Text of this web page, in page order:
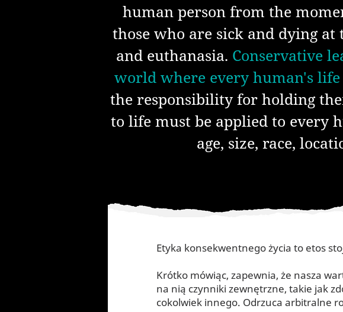
human person from the
those who are sick and dying at
and euthanasia. Conservative
world where every human's life
the responsibility for holding
to life must be applied to every
age, size, race,
Etyka konsekwentnego życia to etos
Krótko mówiąc, zapewnia, że nasza
na nią czynniki zewnętrzne, takie jak
cokolwiek innego. Odrzuca arbitralne